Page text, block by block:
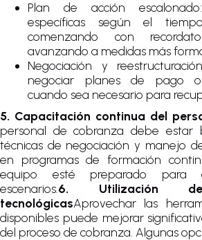
Plan de acción
específicas según el
comenzando con
avanzando a medidas más
Negociación y
negociar planes de pago o
cuando sea necesario para
5. Capacitación continua del
personal de cobranza debe estar
técnicas de negociación y manejo
en programas de formación
equipo esté preparado para
escenarios.6. Utilización de
tecnológicasAprovechar las
disponibles puede mejorar
del proceso de cobranza. Algunas